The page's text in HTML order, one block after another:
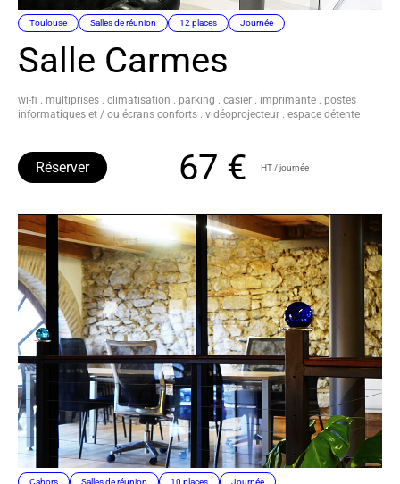
Toulouse Salles de réunion 12 places Journée
Salle Carmes
wi-fi . multiprises . climatisation . parking . casier . imprimante . postes
informatiques et / ou écrans conforts . vidéoprojecteur . espace détente
67 € HT / journée
Réserver
Cahors Salles de réunion 10 places Journée